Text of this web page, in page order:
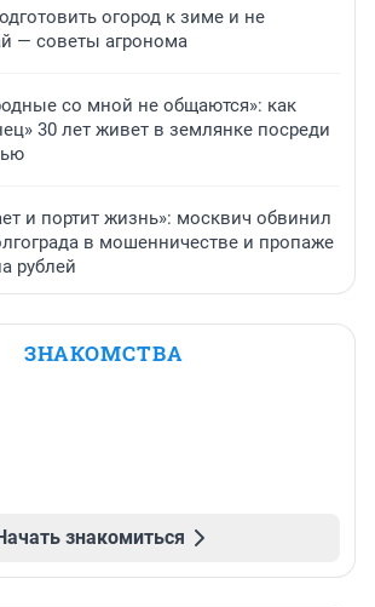
огород к зиме и не
— советы агронома
со мной не общаются»: как
30 лет живет в землянке посреди
и портит жизнь»: москвич обвинил
в мошенничестве и пропаже
рублей
ЗНАКОМСТВА
знакомиться